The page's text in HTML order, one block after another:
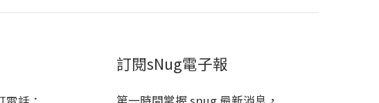
訂閱sNug電子報